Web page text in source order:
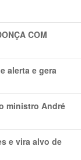
COM
alerta e gera
ministro André
e vira alvo de